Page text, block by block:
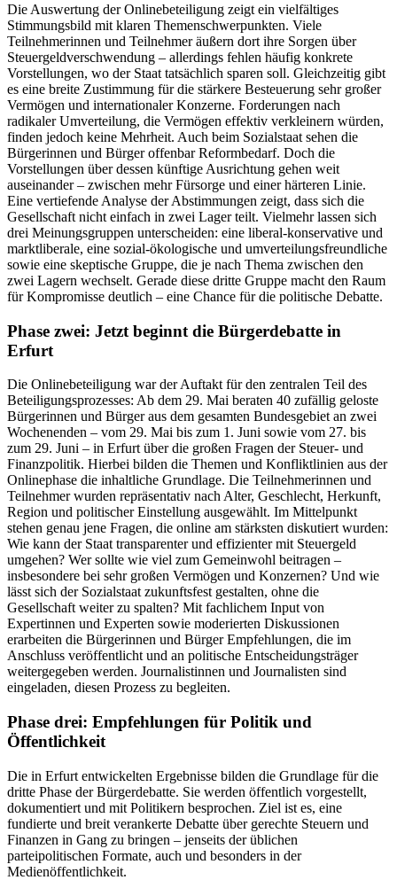
Die Auswertung der Onlinebeteiligung zeigt ein vielfältiges
Stimmungsbild mit klaren Themenschwerpunkten. Viele
Teilnehmerinnen und Teilnehmer äußern dort ihre Sorgen über
Steuergeldverschwendung – allerdings fehlen häufig konkrete
Vorstellungen, wo der Staat tatsächlich sparen soll. Gleichzeitig gibt
es eine breite Zustimmung für die stärkere Besteuerung sehr großer
Vermögen und internationaler Konzerne. Forderungen nach
radikaler Umverteilung, die Vermögen effektiv verkleinern würden,
finden jedoch keine Mehrheit. Auch beim Sozialstaat sehen die
Bürgerinnen und Bürger offenbar Reformbedarf. Doch die
Vorstellungen über dessen künftige Ausrichtung gehen weit
auseinander – zwischen mehr Fürsorge und einer härteren Linie.
Eine vertiefende Analyse der Abstimmungen zeigt, dass sich die
Gesellschaft nicht einfach in zwei Lager teilt. Vielmehr lassen sich
drei Meinungsgruppen unterscheiden: eine liberal-konservative und
marktliberale, eine sozial-ökologische und umverteilungsfreundliche
sowie eine skeptische Gruppe, die je nach Thema zwischen den
zwei Lagern wechselt. Gerade diese dritte Gruppe macht den Raum
für Kompromisse deutlich – eine Chance für die politische Debatte.
Phase zwei: Jetzt beginnt die Bürgerdebatte in
Erfurt
Die Onlinebeteiligung war der Auftakt für den zentralen Teil des
Beteiligungsprozesses: Ab dem 29. Mai beraten 40 zufällig geloste
Bürgerinnen und Bürger aus dem gesamten Bundesgebiet an zwei
Wochenenden – vom 29. Mai bis zum 1. Juni sowie vom 27. bis
zum 29. Juni – in Erfurt über die großen Fragen der Steuer- und
Finanzpolitik. Hierbei bilden die Themen und Konfliktlinien aus der
Onlinephase die inhaltliche Grundlage. Die Teilnehmerinnen und
Teilnehmer wurden repräsentativ nach Alter, Geschlecht, Herkunft,
Region und politischer Einstellung ausgewählt. Im Mittelpunkt
stehen genau jene Fragen, die online am stärksten diskutiert wurden:
Wie kann der Staat transparenter und effizienter mit Steuergeld
umgehen? Wer sollte wie viel zum Gemeinwohl beitragen –
insbesondere bei sehr großen Vermögen und Konzernen? Und wie
lässt sich der Sozialstaat zukunftsfest gestalten, ohne die
Gesellschaft weiter zu spalten? Mit fachlichem Input von
Expertinnen und Experten sowie moderierten Diskussionen
erarbeiten die Bürgerinnen und Bürger Empfehlungen, die im
Anschluss veröffentlicht und an politische Entscheidungsträger
weitergegeben werden. Journalistinnen und Journalisten sind
eingeladen, diesen Prozess zu begleiten.
Phase drei: Empfehlungen für Politik und
Öffentlichkeit
Die in Erfurt entwickelten Ergebnisse bilden die Grundlage für die
dritte Phase der Bürgerdebatte. Sie werden öffentlich vorgestellt,
dokumentiert und mit Politikern besprochen. Ziel ist es, eine
fundierte und breit verankerte Debatte über gerechte Steuern und
Finanzen in Gang zu bringen – jenseits der üblichen
parteipolitischen Formate, auch und besonders in der
Medienöffentlichkeit.